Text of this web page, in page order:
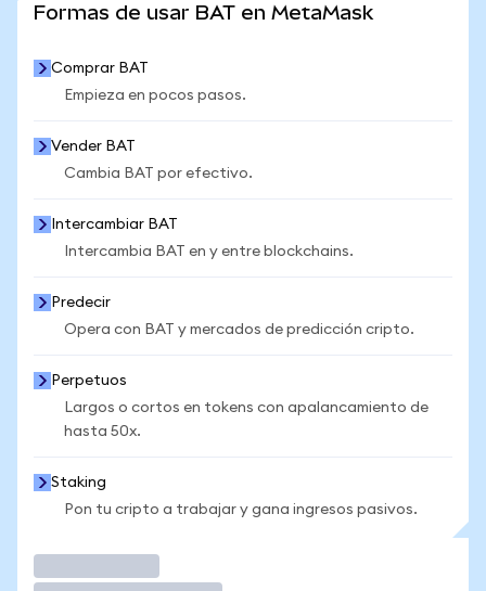
Formas de usar BAT en MetaMask
Comprar BAT
Empieza en pocos pasos.
Vender BAT
Cambia BAT por efectivo.
Intercambiar BAT
Intercambia BAT en y entre blockchains.
Predecir
Opera con BAT y mercados de predicción cripto.
Perpetuos
Largos o cortos en tokens con apalancamiento de
hasta 50x.
Staking
Pon tu cripto a trabajar y gana ingresos pasivos.